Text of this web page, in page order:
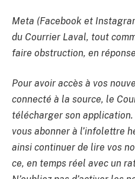
Meta (Facebook et
du Courrier Laval, tout
faire obstruction, en
Pour avoir accès à vos
connecté à la source, le
télécharger son
vous abonner à l’infolettre
ainsi continuer de lire vos
ce, en temps réel avec un